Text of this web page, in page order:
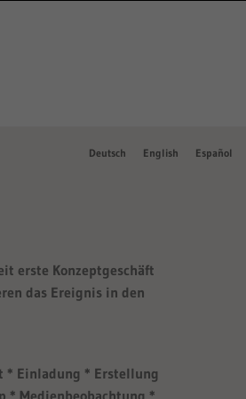
Deutsch English Español
erste Konzeptgeschäft
das Ereignis in den
* Einladung * Erstellung
* Medienbeobachtung *